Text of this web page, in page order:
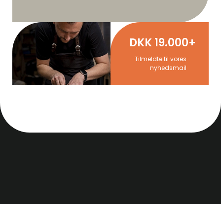
DKK 19.000+
Tilmeldte til vores
nyhedsmail